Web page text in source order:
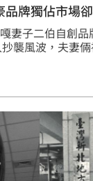
品牌獨佔市場
妻子二伯自創品
襲風波，夫妻
至2025年的
透過市場調查調
設計理念的匱乏
，非單靠複製流
過於追求市場反
風波不僅重創品
性與誠信議題進